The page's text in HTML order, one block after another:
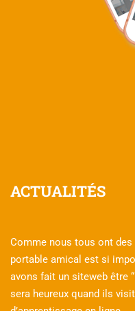
ACTUALITÉS
Comme nous tous ont
portable amical est si
avons fait un siteweb être
sera heureux quand ils